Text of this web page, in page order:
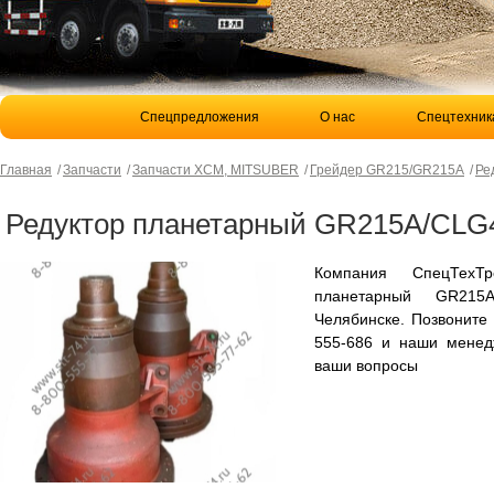
Спецпредложения О нас
Главная Запчасти Запчасти XCM, MITSUBER Грейдер GR215/GR215A
Редуктор планетарный GR215A/
Компания
планетарный
Челябинске.
555-686 и наши
ваши вопросы